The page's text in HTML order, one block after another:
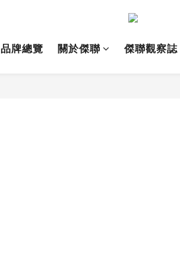
品牌總覽 關於傑聯 傑聯觀察誌